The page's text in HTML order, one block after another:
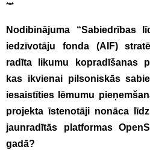
***
Nodibinājuma “Sabiedrības
iedzīvotāju fonda (AIF)
radīta likumu kopradīšanas
kas ikvienai pilsoniskās
iesaistīties lēmumu
projekta īstenotāji nonāca
jaunradītās platformas
gadā?